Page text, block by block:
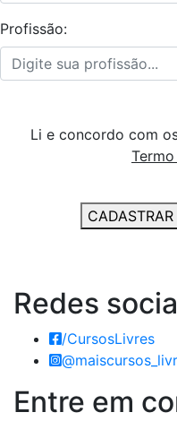
Profissão:
Li e concordo com
CADASTRAR
Redes
/CursosLivres
Entre em